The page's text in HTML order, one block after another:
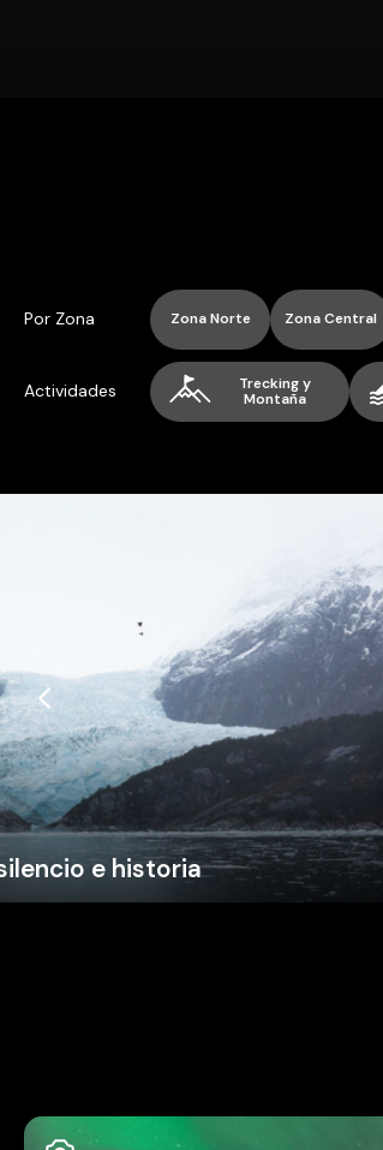
Por Zona Zona Norte Zona Central
Actividades
Trecking y
Montaña
e historia